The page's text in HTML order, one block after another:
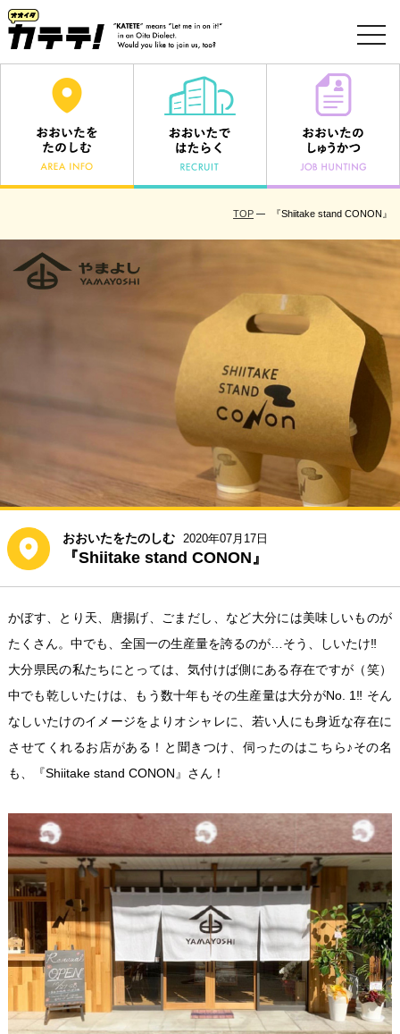
TOP 『Shiitake stand CONON』
おおいたをたのしむ 2020年07月17日
『Shiitake stand CONON』
かぼす、とり天、唐揚げ、ごまだし、など大分には美味しいものが
たくさん。︎中でも、全国一の生産量を誇るのが…そう、しいたけ‼
大分県民の私たちにとっては、気付けば側にある存在ですが（笑）
中でも乾しいたけは、もう数十年もその生産量は大分がNo. 1‼︎ そん
なしいたけのイメージをよりオシャレに、若い人にも身近な存在に
させてくれるお店がある！と聞きつけ、伺ったのはこちら♪その名
も、『Shiitake stand CONON』さん！